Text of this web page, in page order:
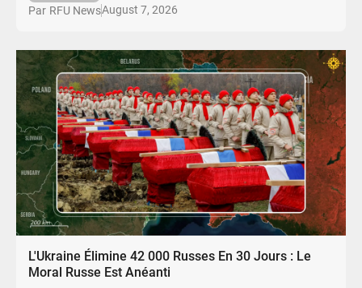
Par RFU NewsAugust 7, 2026
L'Ukraine Élimine 42 000 Russes En 30 Jours : Le
Moral Russe Est Anéanti